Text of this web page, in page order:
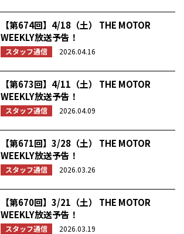
【第674回】4/18（土） THE MOTOR
WEEKLY放送予告！
スタッフ通信 2026.04.16
【第673回】4/11（土） THE MOTOR
WEEKLY放送予告！
スタッフ通信 2026.04.09
【第671回】3/28（土） THE MOTOR
WEEKLY放送予告！
スタッフ通信 2026.03.26
【第670回】3/21（土） THE MOTOR
WEEKLY放送予告！
スタッフ通信 2026.03.19